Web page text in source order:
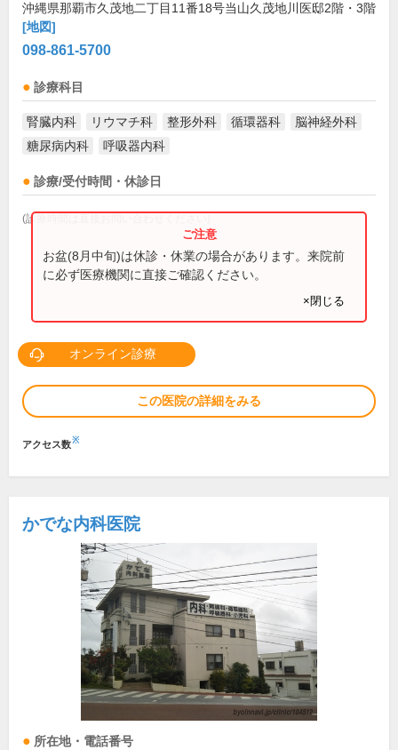
沖縄県那覇市久茂地二丁目11番18号当山久茂地川医邸2階・3階
[地図]
098-861-5700
診療科目
腎臓内科 リウマチ科 整形外科 循環器科
脳神経外科
糖尿病内科
呼吸器内科
診療/受付時間・休診日
(診療時間は直接お問い合わせください)
お盆(8月中旬)は休診・休業の場合があります。来院前
に必ず医療機関に直接ご確認ください。
×閉じる
オンライン診療
この医院の詳細をみる
アクセス数※
かでな内科医院
所在地・電話番号